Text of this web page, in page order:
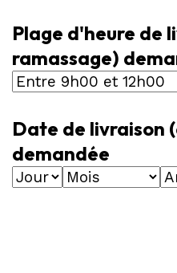
Plage d'heure de
ramassage)
Date de livraison
demandée